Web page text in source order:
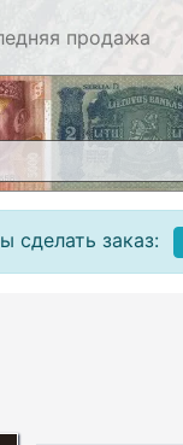
продажа
сделать заказ: